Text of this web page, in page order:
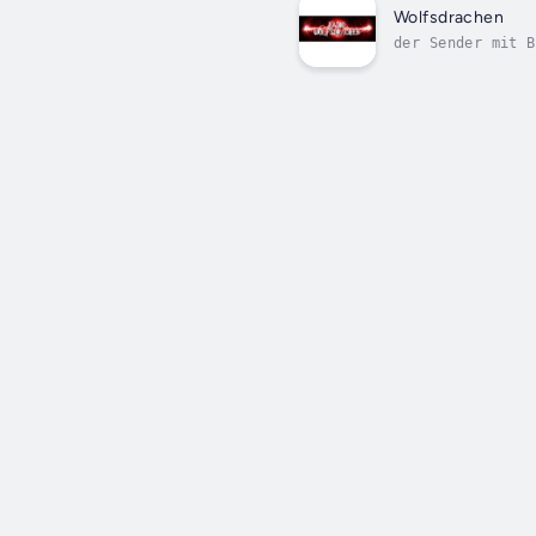
Wolfsdrachen
der Sender mit